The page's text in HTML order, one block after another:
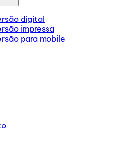
digital
impressa
para mobile